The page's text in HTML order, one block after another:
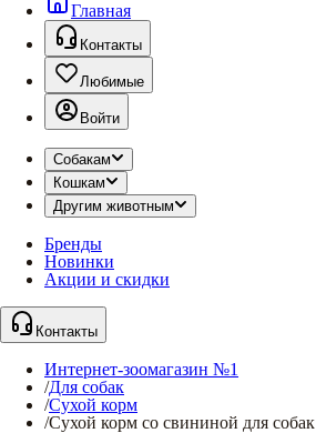
Главная
Контакты
Любимые
Войти
Собакам
Кошкам
Другим животным
Бренды
Новинки
Акции и скидки
Контакты
Интернет-зоомагазин №1
/Для собак
/Сухой корм
/Сухой корм со свининой для собак